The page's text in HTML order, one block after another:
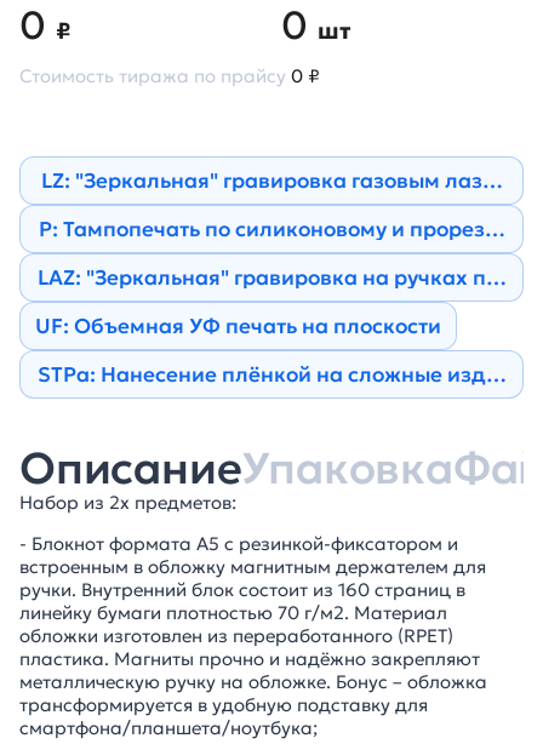
0 ₽ 0 шт
Стоимость тиража по прайсу 0 ₽
LZ: "Зеркальная" гравировка газовым лазером
Р: Тампопечать по силиконовому и
LAZ: "Зеркальная" гравировка на ручках по
UF: Объемная УФ печать на плоскости
STPa: Нанесение плёнкой на сложные изделия
ОписаниеУпаковка
Набор из 2х предметов:
- Блокнот формата А5 с резинкой-фиксатором и
встроенным в обложку магнитным держателем для
ручки. Внутренний блок состоит из 160 страниц в
линейку бумаги плотностью 70 г/м2. Материал
обложки изготовлен из переработанного (RPET)
пластика. Магниты прочно и надёжно закрепляют
металлическую ручку на обложке. Бонус – обложка
трансформируется в удобную подставку для
смартфона/планшета/ноутбука;